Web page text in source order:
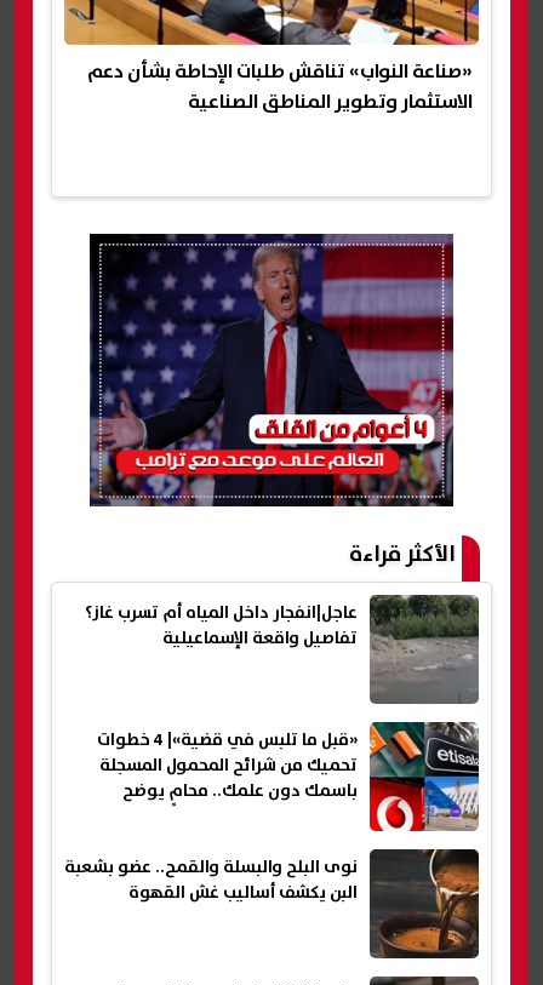
«صناعة النواب» تناقش طلبات الإحاطة بشأن دعم
الاستثمار وتطوير المناطق الصناعية
الأكثر قراءة
عاجل|انفجار داخل المياه أم تسرب غاز؟
تفاصيل واقعة الإسماعيلية
«قبل ما تلبس في قضية»| 4 خطوات
تحميك من شرائح المحمول المسجلة
باسمك دون علمك.. محامٍ يوضح
نوى البلح والبسلة والقمح.. عضو بشعبة
البن يكشف أساليب غش القهوة